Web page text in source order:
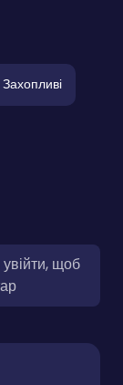
Захопливі
щоб